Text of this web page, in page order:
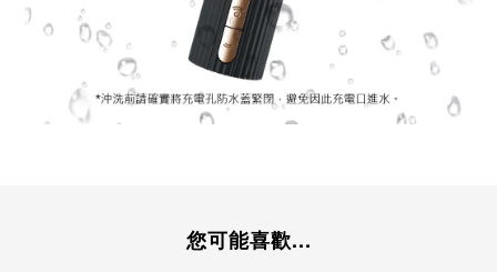
您可能喜歡...